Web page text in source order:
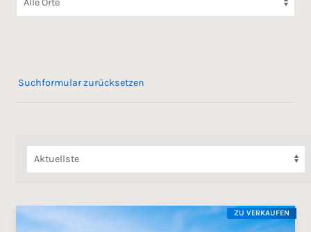
Suchformular zurücksetzen
ZU VERKAUFEN